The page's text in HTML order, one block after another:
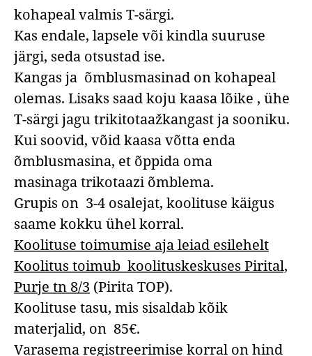
kohapeal valmis T-särgi.
Kas endale, lapsele või kindla suuruse
järgi, seda otsustad ise.
Kangas ja õmblusmasinad on kohapeal
olemas. Lisaks saad koju kaasa lõike , ühe
T-särgi jagu trikitotaažkangast ja sooniku.
Kui soovid, võid kaasa võtta enda
õmblusmasina, et õppida oma
masinaga trikotaazi õmblema.
Grupis on 3-4 osalejat, koolituse käigus
saame kokku ühel korral.
Koolituse toimumise aja leiad esilehelt
Koolitus toimub koolituskeskuses Pirital,
Purje tn 8/3 (Pirita TOP).
Koolituse tasu, mis sisaldab kõik
materjalid, on 85€.
Varasema registreerimise korral on hind